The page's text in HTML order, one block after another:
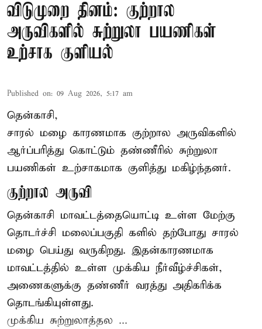
விடுமுறை தினம்: குற்றால
அருவிகளில் சுற்றுலா பயணிகள்
உற்சாக குளியல்
Published on: 09 Aug 2026, 5:17 am
தென்காசி,
சாரல் மழை காரணமாக குற்றால அருவிகளில்
ஆர்ப்பரித்து கொட்டும் தண்ணீரில் சுற்றுலா
பயணிகள் உற்சாகமாக குளித்து மகிழ்ந்தனர்.
குற்றால அருவி
தென்காசி மாவட்டத்தையொட்டி உள்ள மேற்கு
தொடர்ச்சி மலைப்பகுதி களில் தற்போது சாரல்
மழை பெய்து வருகிறது. இதன்காரணமாக
மாவட்டத்தில் உள்ள முக்கிய நீர்வீழ்ச்சிகள்,
அணைகளுக்கு தண்ணீர் வரத்து அதிகரிக்க
தொடங்கியுள்ளது.
முக்கிய சுற்றுலாத்தல ...